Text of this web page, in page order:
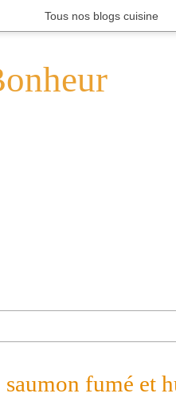
Tous nos blogs cuisine
saumon fumé et